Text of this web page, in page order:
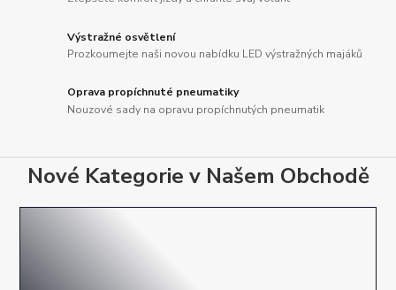
Výstražné osvětlení
Prozkoumejte naši novou nabídku LED výstražných majáků
Oprava propíchnuté pneumatiky
Nouzové sady na opravu propíchnutých pneumatik
Nové Kategorie v Našem Obchodě